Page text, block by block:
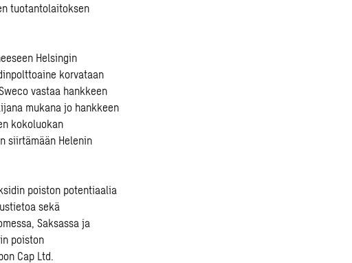
tuotantolaitoksen
Helsingin
korvataan
vastaa hankkeen
mukana jo hankkeen
kokoluokan
siirtämään Helenin
poiston potentiaalia
sekä
Saksassa ja
poiston
Cap Ltd.